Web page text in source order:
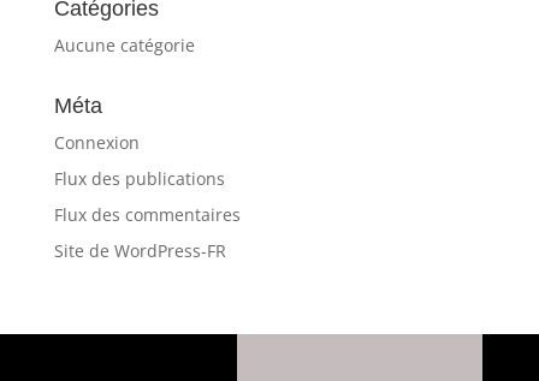
Catégories
Aucune catégorie
Méta
Connexion
Flux des publications
Flux des commentaires
Site de WordPress-FR